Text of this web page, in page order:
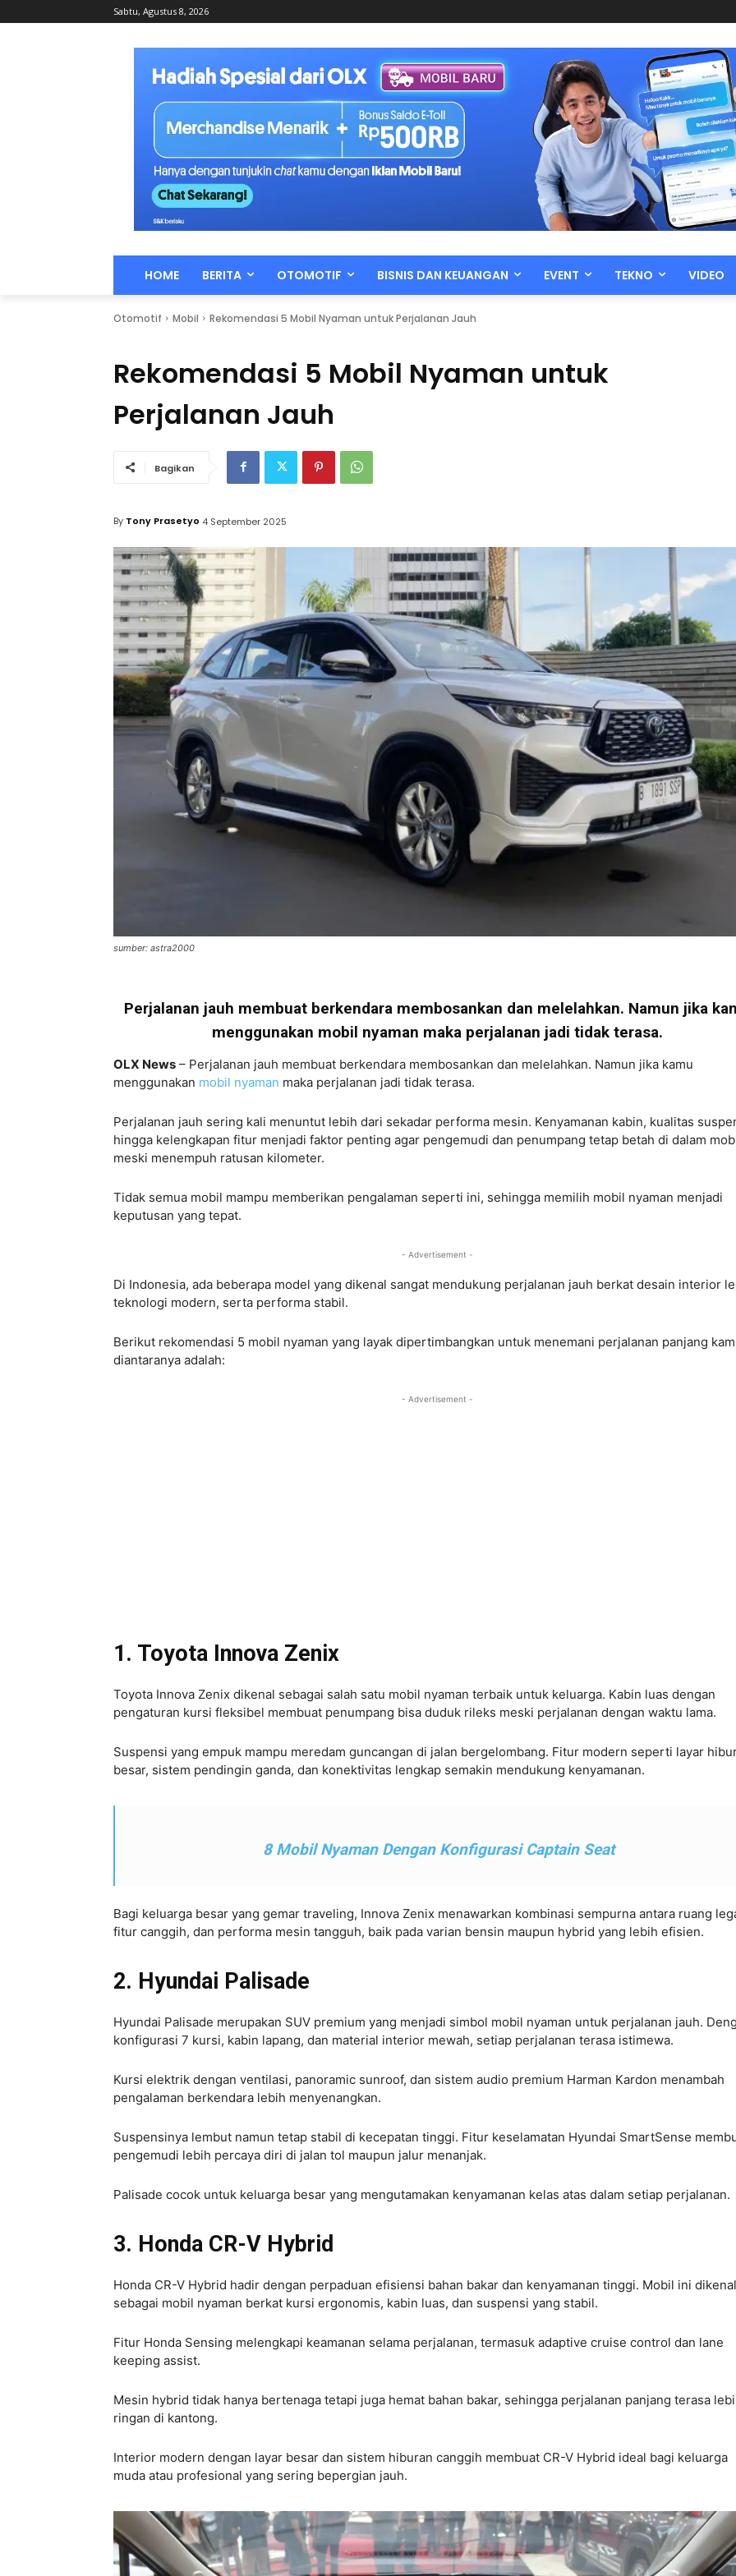
Sabtu, Agustus 8, 2026
HOME BERITA OTOMOTIF BISNIS DAN KEUANGAN EVENT TEKNO VIDEO
Otomotif Mobil Rekomendasi 5 Mobil Nyaman untuk Perjalanan Jauh
Rekomendasi 5 Mobil Nyaman untuk
Perjalanan Jauh
Bagikan
By Tony Prasetyo 4 September 2025
sumber: astra2000
Perjalanan jauh membuat berkendara membosankan dan melelahkan. Namun jika
menggunakan mobil nyaman maka perjalanan jadi tidak terasa.
OLX News – Perjalanan jauh membuat berkendara membosankan dan melelahkan. Namun jika kamu
menggunakan mobil nyaman maka perjalanan jadi tidak terasa.
Perjalanan jauh sering kali menuntut lebih dari sekadar performa mesin. Kenyamanan kabin, kualitas
hingga kelengkapan fitur menjadi faktor penting agar pengemudi dan penumpang tetap betah di dalam
meski menempuh ratusan kilometer.
Tidak semua mobil mampu memberikan pengalaman seperti ini, sehingga memilih mobil nyaman menjadi
keputusan yang tepat.
- Advertisement -
Di Indonesia, ada beberapa model yang dikenal sangat mendukung perjalanan jauh berkat desain interior
teknologi modern, serta performa stabil.
Berikut rekomendasi 5 mobil nyaman yang layak dipertimbangkan untuk menemani perjalanan panjang
diantaranya adalah:
- Advertisement -
1. Toyota Innova Zenix
Toyota Innova Zenix dikenal sebagai salah satu mobil nyaman terbaik untuk keluarga. Kabin luas dengan
pengaturan kursi fleksibel membuat penumpang bisa duduk rileks meski perjalanan dengan waktu lama.
Suspensi yang empuk mampu meredam guncangan di jalan bergelombang. Fitur modern seperti layar
besar, sistem pendingin ganda, dan konektivitas lengkap semakin mendukung kenyamanan.
8 Mobil Nyaman Dengan Konfigurasi Captain Seat
Bagi keluarga besar yang gemar traveling, Innova Zenix menawarkan kombinasi sempurna antara ruang
fitur canggih, dan performa mesin tangguh, baik pada varian bensin maupun hybrid yang lebih efisien.
2. Hyundai Palisade
Hyundai Palisade merupakan SUV premium yang menjadi simbol mobil nyaman untuk perjalanan jauh.
konfigurasi 7 kursi, kabin lapang, dan material interior mewah, setiap perjalanan terasa istimewa.
Kursi elektrik dengan ventilasi, panoramic sunroof, dan sistem audio premium Harman Kardon menambah
pengalaman berkendara lebih menyenangkan.
Suspensinya lembut namun tetap stabil di kecepatan tinggi. Fitur keselamatan Hyundai SmartSense
pengemudi lebih percaya diri di jalan tol maupun jalur menanjak.
Palisade cocok untuk keluarga besar yang mengutamakan kenyamanan kelas atas dalam setiap perjalanan.
3. Honda CR-V Hybrid
Honda CR-V Hybrid hadir dengan perpaduan efisiensi bahan bakar dan kenyamanan tinggi. Mobil ini dikenal
sebagai mobil nyaman berkat kursi ergonomis, kabin luas, dan suspensi yang stabil.
Fitur Honda Sensing melengkapi keamanan selama perjalanan, termasuk adaptive cruise control dan lane
keeping assist.
Mesin hybrid tidak hanya bertenaga tetapi juga hemat bahan bakar, sehingga perjalanan panjang terasa
ringan di kantong.
Interior modern dengan layar besar dan sistem hiburan canggih membuat CR-V Hybrid ideal bagi keluarga
muda atau profesional yang sering bepergian jauh.